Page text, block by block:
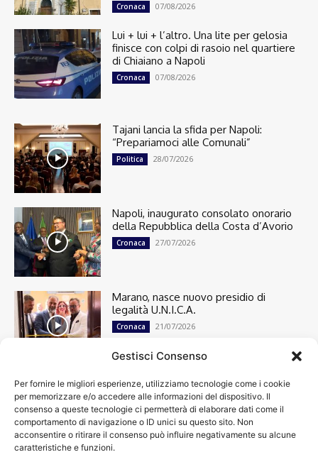
Gestisci Consenso
Per fornire le migliori esperienze, utilizziamo tecnologie come i cookie
per memorizzare e/o accedere alle informazioni del dispositivo. Il
consenso a queste tecnologie ci permetterà di elaborare dati come il
comportamento di navigazione o ID unici su questo sito. Non
acconsentire o ritirare il consenso può influire negativamente su alcune
caratteristiche e funzioni.
Cronaca 07/08/2026
Lui + lui + l’altro. Una lite per gelosia
finisce con colpi di rasoio nel quartiere
di Chiaiano a Napoli
Cronaca 07/08/2026
Tajani lancia la sfida per Napoli:
“Prepariamoci alle Comunali”
Politica 28/07/2026
Napoli, inaugurato consolato onorario
della Repubblica della Costa d’Avorio
Cronaca 27/07/2026
Marano, nasce nuovo presidio di
legalità U.N.I.C.A.
Cronaca 21/07/2026
Cronaca
13498
Attualità
7303
top
News
4209
Cultura